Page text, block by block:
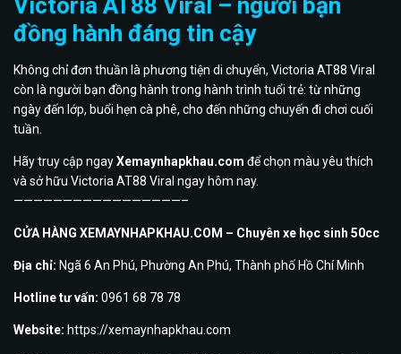
Victoria AT88 Viral – người bạn
đồng hành đáng tin cậy
Không chỉ đơn thuần là phương tiện di chuyển, Victoria AT88 Viral
còn là người bạn đồng hành trong hành trình tuổi trẻ: từ những
ngày đến lớp, buổi hẹn cà phê, cho đến những chuyến đi chơi cuối
tuần.
Hãy truy cập ngayXemaynhapkhau.com để chọn màu yêu thích
và sở hữu Victoria AT88 Viral ngay hôm nay.
—————————————————–
CỬA HÀNG XEMAYNHAPKHAU.COM – Chuyên xe học sinh 50cc
Địa chỉ: Ngã 6 An Phú, Phường An Phú, Thành phố Hồ Chí Minh
Hotline tư vấn: 0961 68 78 78
Website: https://xemaynhapkhau.com